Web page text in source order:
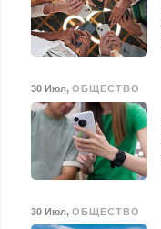
30 Июл, ОБЩЕСТВО
30 Июл, ОБЩЕСТВО